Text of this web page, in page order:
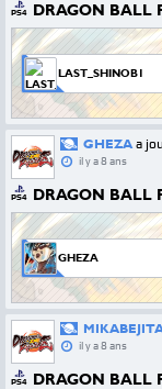
PS4 DRAGON BALL
LAST_SHINOB1
GHEZA a
il y a 8 ans
PS4 DRAGON BALL
GHEZA
il y a 8 ans
PS4 DRAGON BALL